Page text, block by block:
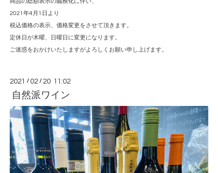
2021年4月1日より
税込価格の表示、価格変更をさせて頂きます。
定休日が木曜、日曜日に変更になります。
ご迷惑をおかけいたしますがよろしくお願い申し上げます。
2021 /02 / 20 11:02
自然派ワイン